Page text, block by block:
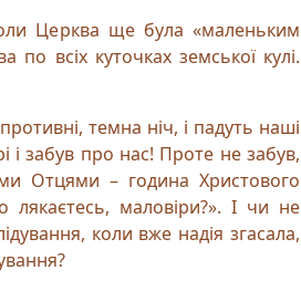
Церква ще була «маленьким
всіх куточках земської кулі.
темна ніч, і падуть наші
і забув про нас! Проте не забув,
Отцями – година Христового
лякаєтесь, маловіри?». І чи не
коли вже надія згасала,